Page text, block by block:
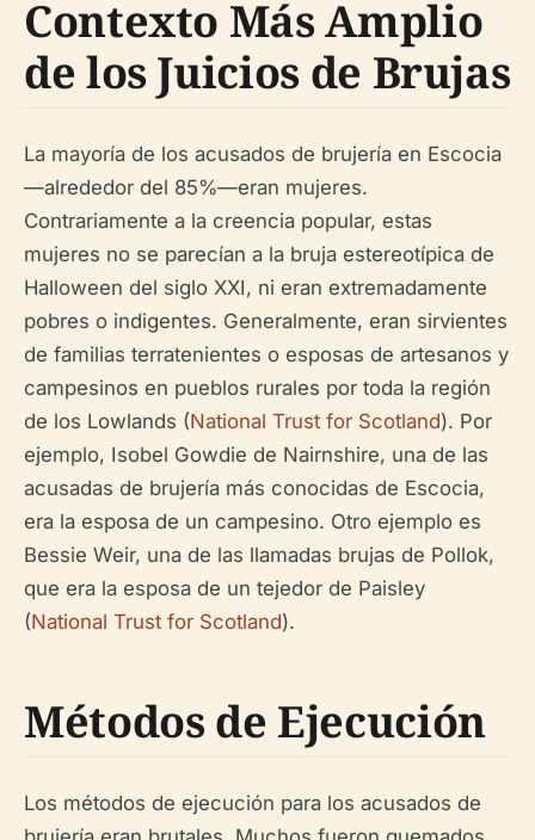
Contexto Más Amplio
de los Juicios de Brujas
La mayoría de los acusados de brujería en Escocia
—alrededor del 85%—eran mujeres.
Contrariamente a la creencia popular, estas
mujeres no se parecían a la bruja estereotípica de
Halloween del siglo XXI, ni eran extremadamente
pobres o indigentes. Generalmente, eran sirvientes
de familias terratenientes o esposas de artesanos y
campesinos en pueblos rurales por toda la región
de los Lowlands (National Trust for Scotland). Por
ejemplo, Isobel Gowdie de Nairnshire, una de las
acusadas de brujería más conocidas de Escocia,
era la esposa de un campesino. Otro ejemplo es
Bessie Weir, una de las llamadas brujas de Pollok,
que era la esposa de un tejedor de Paisley
(National Trust for Scotland).
Métodos de Ejecución
Los métodos de ejecución para los acusados de